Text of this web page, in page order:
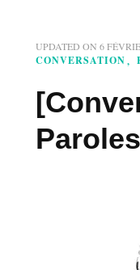
UPDATED ON 6
CONVERSATION